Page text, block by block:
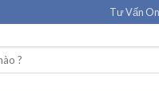
Tư Vấn